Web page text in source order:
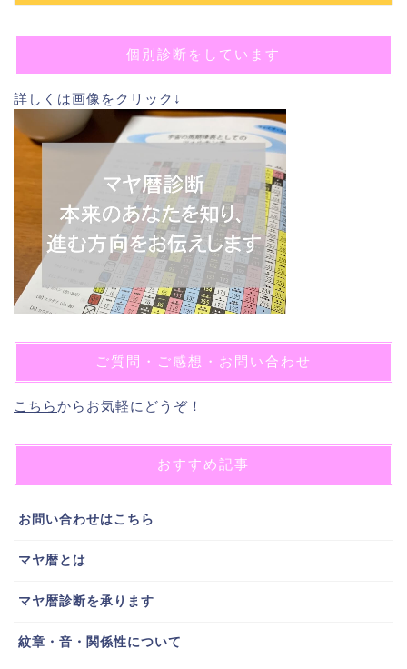
個別診断をしています
詳しくは画像をクリック↓
ご質問・ご感想・お問い合わせ
こちらからお気軽にどうぞ！
おすすめ記事
お問い合わせはこちら
マヤ暦とは
マヤ暦診断を承ります
紋章・音・関係性について